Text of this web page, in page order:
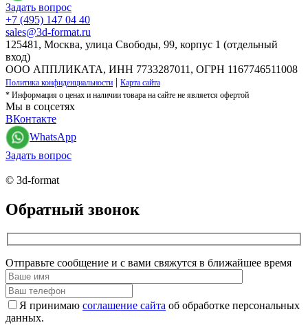
Задать вопрос
+7 (495) 147 04 40
sales@3d-format.ru
125481, Москва, улица Свободы, 99, корпус 1 (отдельный
вход)
ООО АППЛИКАТА, ИНН 7733287011, ОГРН 1167746511008
Политика конфиденциальности | Карта сайта
* Информация о ценах и наличии товара на сайте не является офертой
Мы в соцсетях
ВКонтакте
WhatsApp
Задать вопрос
© 3d-format
Обратный звонок
Отправьте сообщение и с вами свяжутся в ближайшее время
Я принимаю соглашение сайта об обработке персональных
данных.